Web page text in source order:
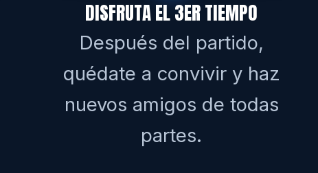
DISFRUTA EL 3ER TIEMPO
Después del partido,
quédate a convivir y haz
nuevos amigos de todas
partes.